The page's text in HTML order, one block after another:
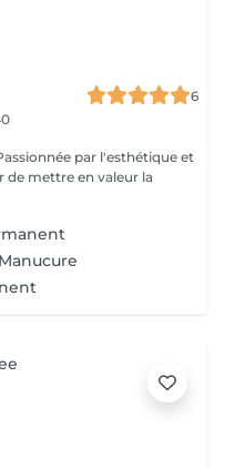
6
de mettre en valeur la